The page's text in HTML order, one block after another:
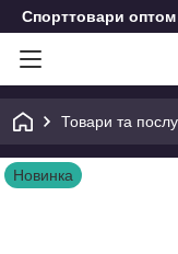
Спорттовари оптом
Товари та
Новинка